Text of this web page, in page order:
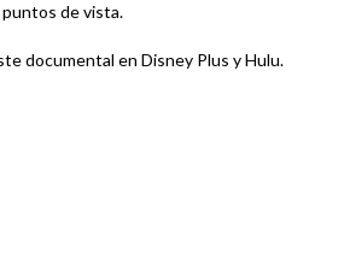
de vista.
documental en Disney Plus y Hulu.